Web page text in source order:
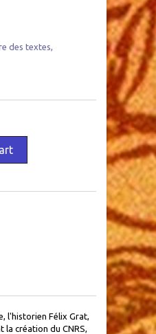
des textes,
l'historien Félix Grat,
la création du CNRS,